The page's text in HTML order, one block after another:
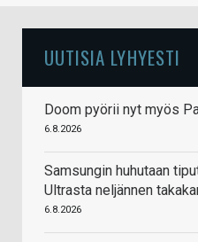
UUTISIA LYHYESTI
Doom pyörii nyt myös
6.8.2026
Samsungin huhutaan
Ultrasta neljännen
6.8.2026